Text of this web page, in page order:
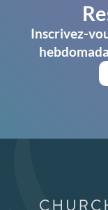
Inscrivez-